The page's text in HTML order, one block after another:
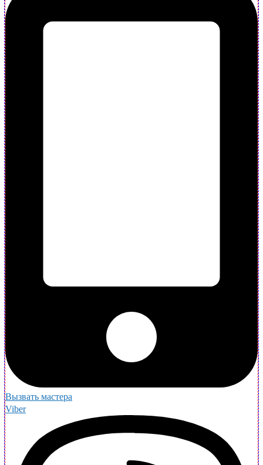
Вызвать мастера
Viber